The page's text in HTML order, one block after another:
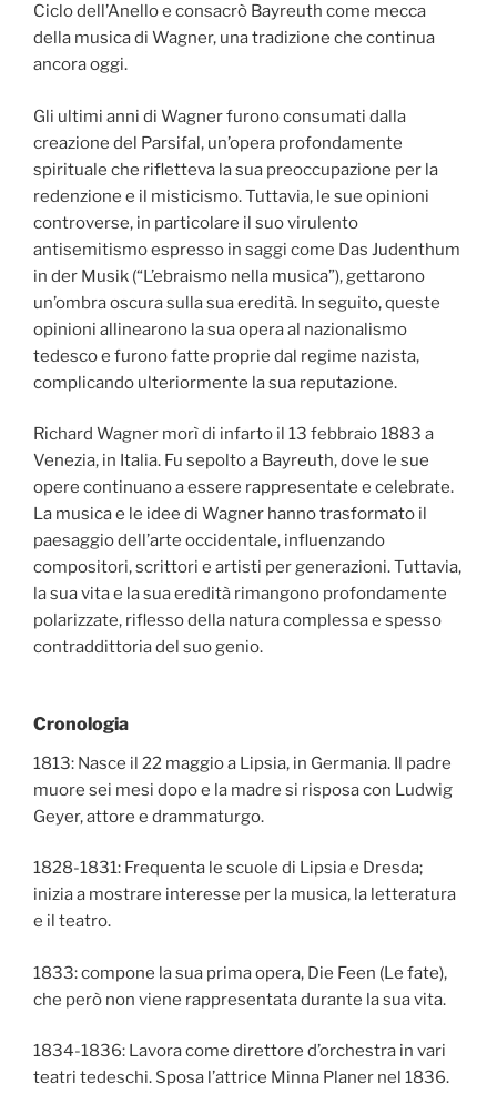
Ciclo dell’Anello e consacrò Bayreuth come mecca
della musica di Wagner, una tradizione che continua
ancora oggi.
Gli ultimi anni di Wagner furono consumati dalla
creazione del Parsifal, un’opera profondamente
spirituale che rifletteva la sua preoccupazione per la
redenzione e il misticismo. Tuttavia, le sue opinioni
controverse, in particolare il suo virulento
antisemitismo espresso in saggi come Das Judenthum
in der Musik (“L’ebraismo nella musica”), gettarono
un’ombra oscura sulla sua eredità. In seguito, queste
opinioni allinearono la sua opera al nazionalismo
tedesco e furono fatte proprie dal regime nazista,
complicando ulteriormente la sua reputazione.
Richard Wagner morì di infarto il 13 febbraio 1883 a
Venezia, in Italia. Fu sepolto a Bayreuth, dove le sue
opere continuano a essere rappresentate e celebrate.
La musica e le idee di Wagner hanno trasformato il
paesaggio dell’arte occidentale, influenzando
compositori, scrittori e artisti per generazioni. Tuttavia,
la sua vita e la sua eredità rimangono profondamente
polarizzate, riflesso della natura complessa e spesso
contraddittoria del suo genio.
Cronologia
1813: Nasce il 22 maggio a Lipsia, in Germania. Il padre
muore sei mesi dopo e la madre si risposa con Ludwig
Geyer, attore e drammaturgo.
1828-1831: Frequenta le scuole di Lipsia e Dresda;
inizia a mostrare interesse per la musica, la letteratura
e il teatro.
1833: compone la sua prima opera, Die Feen (Le fate),
che però non viene rappresentata durante la sua vita.
1834-1836: Lavora come direttore d’orchestra in vari
teatri tedeschi. Sposa l’attrice Minna Planer nel 1836.